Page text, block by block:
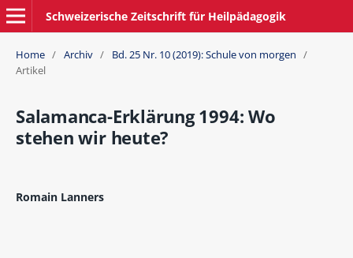
Schweizerische Zeitschrift für Heilpädagogik
Home / Archiv / Bd. 25 Nr. 10 (2019): Schule von morgen /
Artikel
Salamanca-Erklärung 1994: Wo
stehen wir heute?
Romain Lanners